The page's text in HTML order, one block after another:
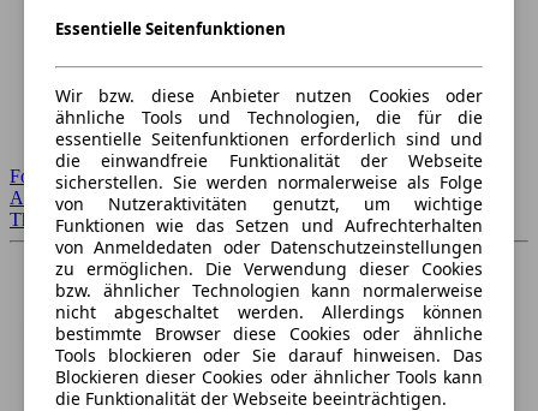
Forum Startseite
Alle Auto-Foren
Themen-Forum
Essentielle Seitenfunktionen
Wir bzw. diese Anbieter nutzen Cookies oder
ähnliche Tools und Technologien, die für die
essentielle Seitenfunktionen erforderlich sind und
die einwandfreie Funktionalität der Webseite
sicherstellen. Sie werden normalerweise als Folge
von Nutzeraktivitäten genutzt, um wichtige
Funktionen wie das Setzen und Aufrechterhalten
von Anmeldedaten oder Datenschutzeinstellungen
zu ermöglichen. Die Verwendung dieser Cookies
bzw. ähnlicher Technologien kann normalerweise
nicht abgeschaltet werden. Allerdings können
bestimmte Browser diese Cookies oder ähnliche
Tools blockieren oder Sie darauf hinweisen. Das
Blockieren dieser Cookies oder ähnlicher Tools kann
die Funktionalität der Webseite beeinträchtigen.